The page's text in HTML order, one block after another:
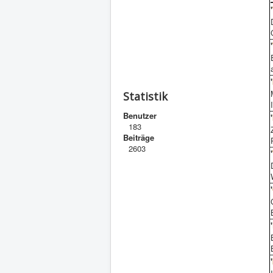
Statistik
Benutzer
183
Beiträge
2603
'
'
'
'
'
'
'
'